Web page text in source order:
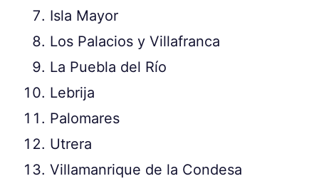
Isla Mayor
Los Palacios y Villafranca
La Puebla del Río
Lebrija
Palomares
Utrera
Villamanrique de la Condesa